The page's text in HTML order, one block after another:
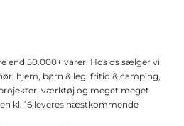
end 50.000+ varer. Hos os sælger vi
hjem, børn & leg, fritid & camping,
værktøj og meget meget
kl. 16 leveres næstkommende